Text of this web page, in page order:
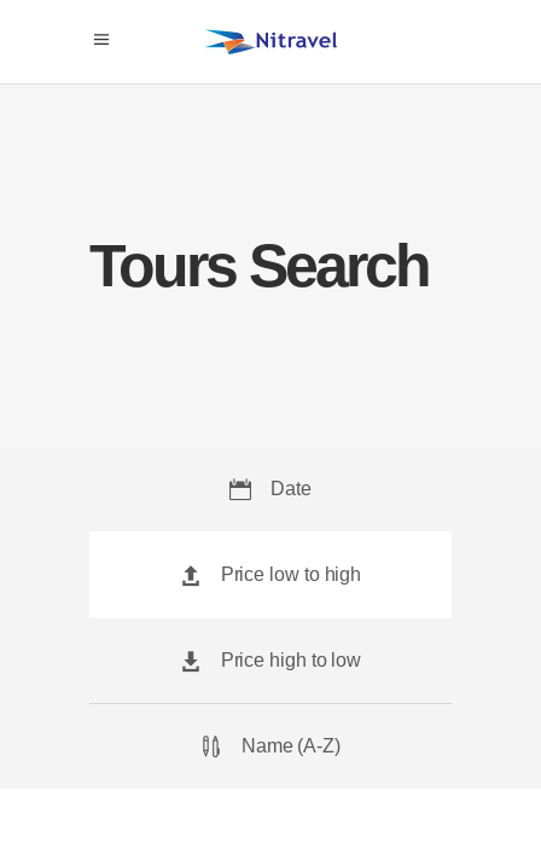
Tours Search
Date
Price low to high
Price high to low
Name (A-Z)